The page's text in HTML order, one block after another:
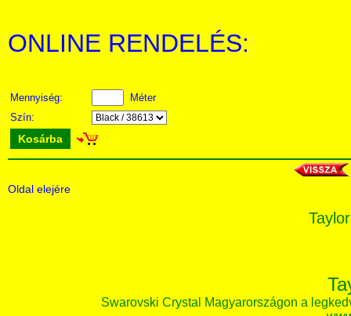
ONLINE RENDELÉS:
Mennyiség:
Méter
Szín:
Kosárba
Oldal elejére
Swarovski Crystal Magyarországon a